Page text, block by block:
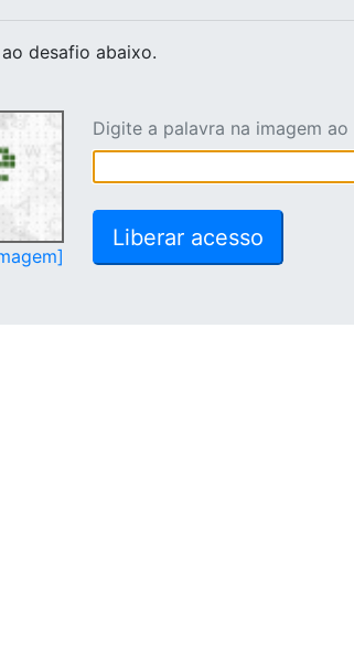
desafio abaixo.
Digite a palavra na imagem